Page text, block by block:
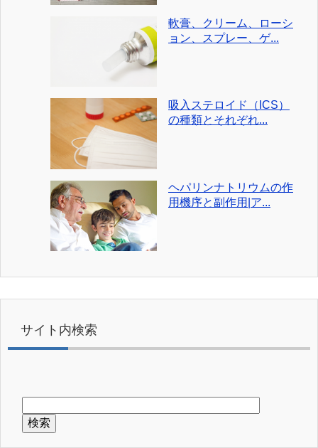
軟膏、クリーム、ローシ
ョン、スプレー、ゲ...
吸入ステロイド（ICS）
の種類とそれぞれ...
ヘパリンナトリウムの作
用機序と副作用|ア...
サイト内検索